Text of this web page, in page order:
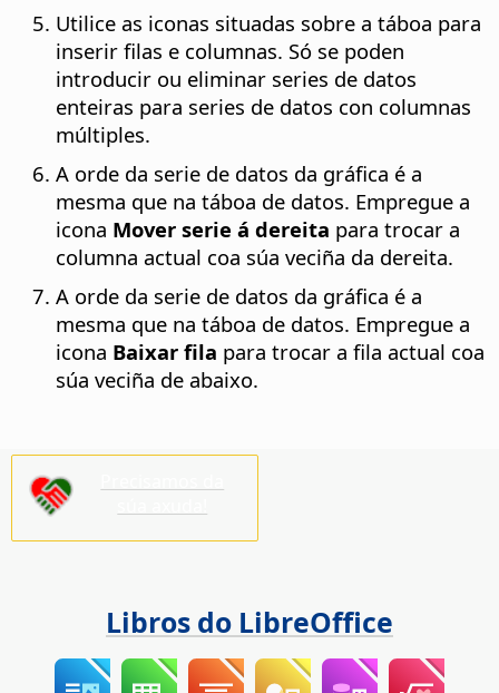
Utilice as iconas situadas sobre a táboa para
inserir filas e columnas. Só se poden
introducir ou eliminar series de datos
enteiras para series de datos con columnas
múltiples.
A orde da serie de datos da gráfica é a
mesma que na táboa de datos. Empregue a
icona Mover serie á dereita para trocar a
columna actual coa súa veciña da dereita.
A orde da serie de datos da gráfica é a
mesma que na táboa de datos. Empregue a
icona Baixar fila para trocar a fila actual coa
súa veciña de abaixo.
Libros do LibreOffice